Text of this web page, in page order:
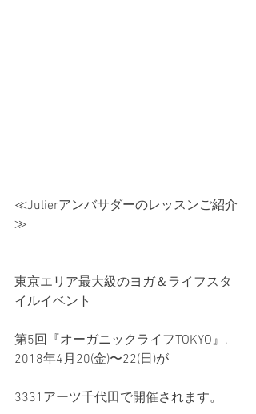
≪Julierアンバサダーのレッスンご紹介
≫
東京エリア最大級のヨガ＆ライフスタ
イルイベント
第5回『オーガニックライフTOKYO』.
2018年4月20(金)〜22(日)が
3331アーツ千代田で開催されます。